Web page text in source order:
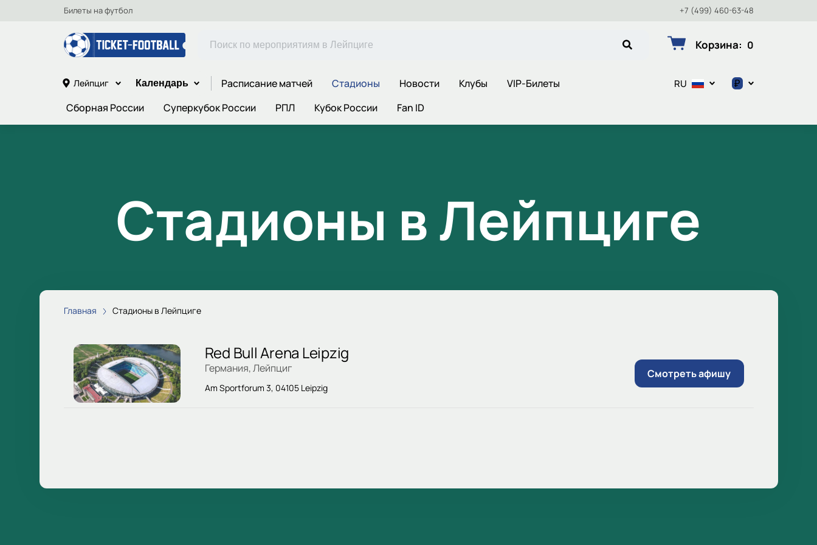
Билеты на футбол +7 (499) 460-63-48
Корзина: 0
Лейпциг Календарь Расписание матчей Стадионы Новости Клубы
VIP-Билеты
Сборная России
Суперкубок России РПЛ Кубок России Fan ID
RU ₽
Стадионы в Лейпциге
Главная Стадионы в Лейпциге
Red Bull Arena Leipzig
Германия, Лейпциг
Am Sportforum 3, 04105 Leipzig
Смотреть афишу